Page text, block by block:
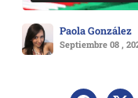
Paola González
Septiembre 08 ,